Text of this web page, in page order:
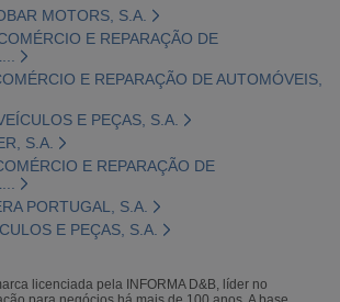
MOTORS, S.A.
E REPARAÇÃO DE
E REPARAÇÃO DE AUTOMÓVEIS,
E PEÇAS, S.A.
S.A.
E REPARAÇÃO DE
PORTUGAL, S.A.
E PEÇAS, S.A.
licenciada pela INFORMA D&B, líder no